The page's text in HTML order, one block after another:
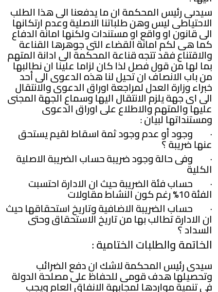
سيدىى رئيس المحكمة ان ما يدفعنا الى هذا الطلب
الاحتياطى ليس وهن طلباتنا الاصلية وعدم ارتكانها
الى قانون او واقع او مستندات ولكنها امانة الدفاع
كما هى لكم امانة القضاء التى جوهرها القناعة
والاقتناع فقد تتجه قناعة المحكمة الى ادانة المتهم
بما لها من قول فصل لذا كان لزاما علينا ان نطالبها
من باب الانصاف ان تحيل لنا هذه الدعوى الى أحد
خبراء وزارة العدل لمراجعة اوراق الدعوى والانتقال
الى اى جهة يلزم الانتقال اليها وسماع الجهة المجنى
عليها والمتهم والاطلاع على اوراق الدعوى
ومستنداتها لبيان :
· وجود أو عدم وجود ثمة اسقاط لقيم يستحق
عنها ضريبة ؟
· وفى حالة وجود ضريبة حساب الضريبة الاصلية
الكلية
· حساب فئة الضريبة حيث ان الادارة احتسبت
الفئة 10% رغم كون النشاط مقاولات
· حساب الضريبة الاضافية وتاريخ استحقاقها حيث
ان الادارة تطالب بها من تاريخ الاستحقاق وحتى
السداد ؟
الخاتمة والطلبات الختامية :
سيدى رئيس المحكمة لاشك ان دفع الضرائب
وتحصيلها هدف قومى للحفاظ على مصلحة الدولة
فى تنمية مواردها لمجابهة الانفاق العام ويجب